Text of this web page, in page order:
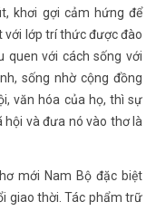
khơi gợi cảm hứng để
với lớp trí thức được đào
với cách sống với
sống nhờ cộng đồng
văn hóa của họ, thì sự
và đưa nó vào thơ là
mới Nam Bộ đặc biệt
giao thời. Tác phẩm trữ